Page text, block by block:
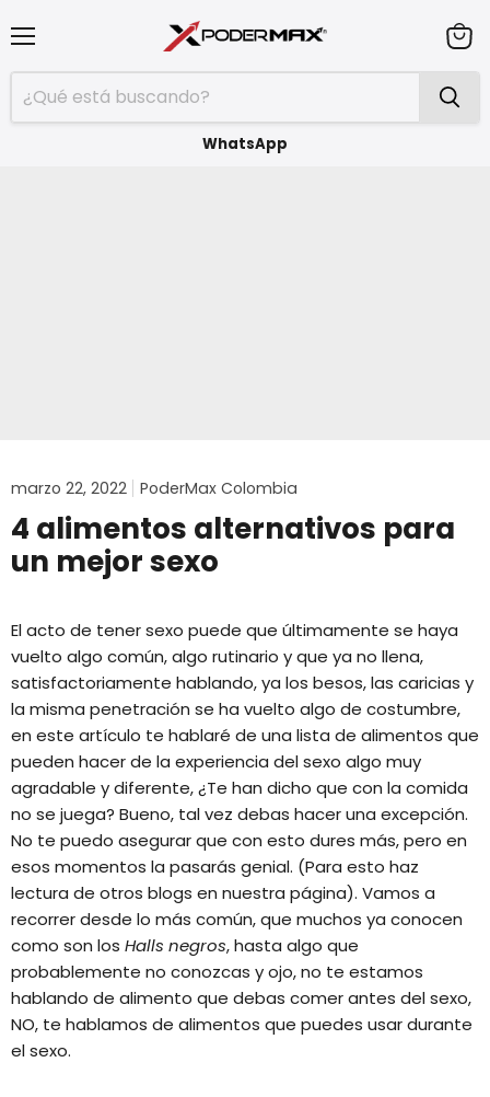
WhatsApp
marzo 22, 2022 PoderMax Colombia
4 alimentos alternativos para
un mejor sexo
El acto de tener sexo puede que últimamente se haya
vuelto algo común, algo rutinario y que ya no llena,
satisfactoriamente hablando, ya los besos, las caricias y
la misma penetración se ha vuelto algo de costumbre,
en este artículo te hablaré de una lista de alimentos que
pueden hacer de la experiencia del sexo algo muy
agradable y diferente, ¿Te han dicho que con la comida
no se juega? Bueno, tal vez debas hacer una excepción.
No te puedo asegurar que con esto dures más, pero en
esos momentos la pasarás genial. (Para esto haz
lectura de otros blogs en nuestra página). Vamos a
recorrer desde lo más común, que muchos ya conocen
como son los Halls negros, hasta algo que
probablemente no conozcas y ojo, no te estamos
hablando de alimento que debas comer antes del sexo,
NO, te hablamos de alimentos que puedes usar durante
el sexo.